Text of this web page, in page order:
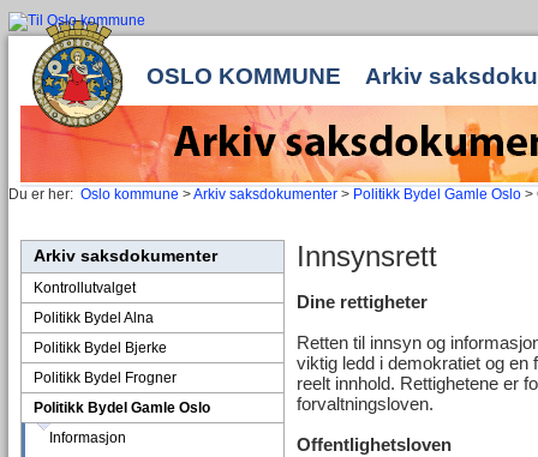
OSLO KOMMUNE Arkiv
Du er her: Oslo kommune >Arkiv saksdokumenter > Politikk Bydel Gamle Oslo >
Arkiv saksdokumenter
Kontrollutvalget
Politikk Bydel Alna
Politikk Bydel Bjerke
Politikk Bydel Frogner
Politikk Bydel Gamle Oslo
Informasjon
Innsynsrett
Dine rettigheter
Retten til innsyn og
viktig ledd i demokratiet og en
reelt innhold. Rettighetene er
forvaltningsloven.
Offentlighetsloven